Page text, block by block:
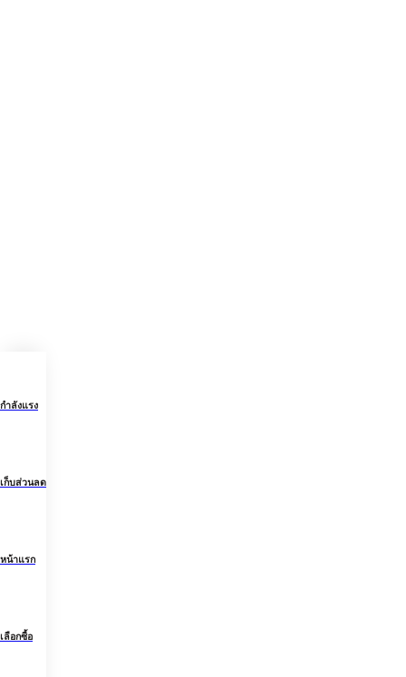
กำลังแรง
เก็บส่วนลด
หน้าแรก
เลือกซื้อ